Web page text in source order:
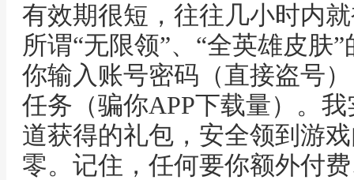
有效期很短，往往几小时内
所谓“无限领”、“全英雄皮肤
你输入账号密码（直接盗号
任务（骗你APP下载量）。
道获得的礼包，安全领到游
零。记住，任何要你额外付